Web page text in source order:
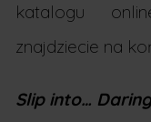
katalogu
znajdziecie na
Slip into… Daring